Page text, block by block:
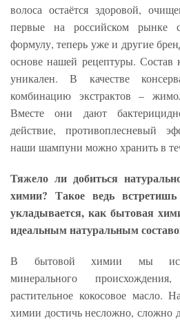
волоса остаётся здоровой,
первые на российском рынке
формулу, теперь уже и другие
основе нашей рецептуры. Состав
уникален. В качестве
комбинацию экстрактов –
Вместе они дают
действие, противоплесневый
наши шампуни можно хранить в
Тяжело ли добиться
химии? Такое ведь
укладывается, как бытовая
идеальным натуральным
В бытовой химии мы
минерального
растительное кокосовое масло.
химии достичь несложно, сложно